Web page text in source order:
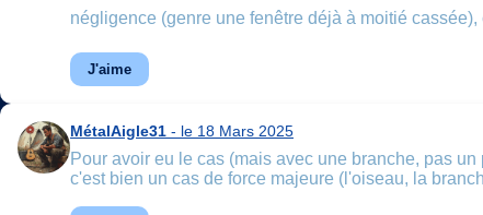
négligence (genre une fenêtre déjà à moitié
J'aime
MétalAigle31 - le 18 Mars 2025
Pour avoir eu le cas (mais avec une branche, pas
c'est bien un cas de force majeure (l'oiseau, la